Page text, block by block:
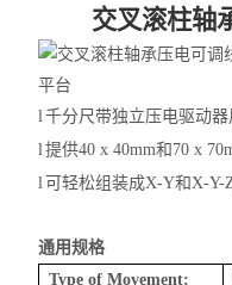
交叉滚柱轴
l千分尺带独立压电驱动器
l提供40 x 40mm和70 x
l 可轻松组装成X-Y和X-Y-
通用规格
Type of Movement: